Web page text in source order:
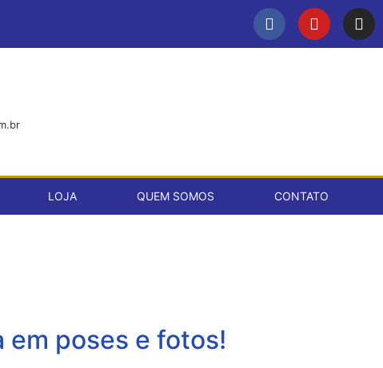
LOJA QUEM SOMOS CONTATO
poses e fotos!